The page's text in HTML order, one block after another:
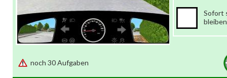
Sofort
bleiben
noch 30 Aufgaben